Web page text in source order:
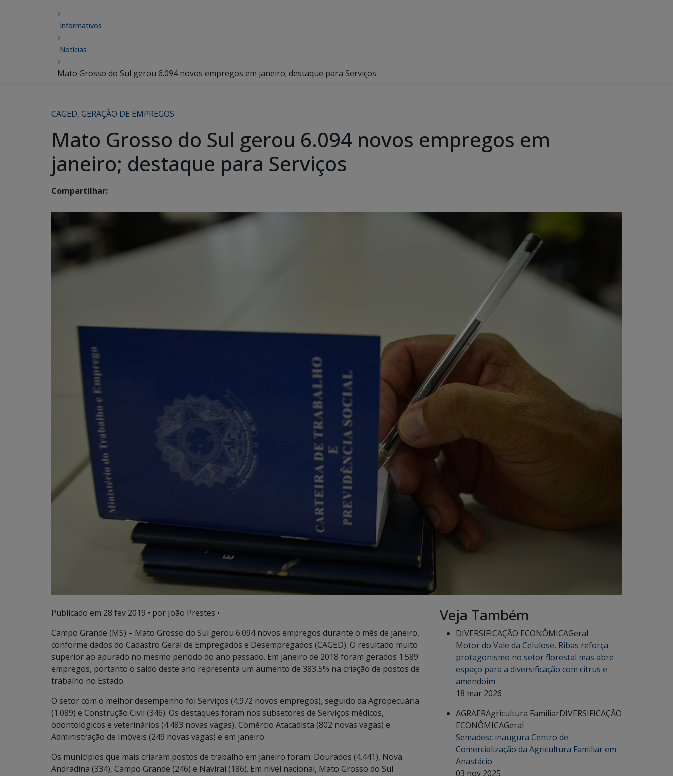
Informativos
Notícias
Mato Grosso do Sul gerou 6.094 novos empregos em janeiro; destaque para Serviços
CAGED, GERAÇÃO DE EMPREGOS
Mato Grosso do Sul gerou 6.094 novos empregos em
janeiro; destaque para Serviços
Compartilhar:
Publicado em 28 fev 2019 • por João Prestes •
Campo Grande (MS) – Mato Grosso do Sul gerou 6.094 novos empregos durante o mês de janeiro,
conforme dados do Cadastro Geral de Empregados e Desempregados (CAGED). O resultado muito
superior ao apurado no mesmo período do ano passado. Em janeiro de 2018 foram gerados 1.589
empregos, portanto o saldo deste ano representa um aumento de 383,5% na criação de postos de
trabalho no Estado.
O setor com o melhor desempenho foi Serviços (4.972 novos empregos), seguido da Agropecuária
(1.089) e Construção Civil (346). Os destaques foram nos subsetores de Serviços médicos,
odontológicos e veterinários (4.483 novas vagas), Comércio Atacadista (802 novas vagas) e
Administração de Imóveis (249 novas vagas) e em janeiro.
Os municípios que mais criaram postos de trabalho em janeiro foram: Dourados (4.441), Nova
Andradina (334), Campo Grande (246) e Naviraí (186). Em nível nacional, Mato Grosso do Sul
Veja Também
DIVERSIFICAÇÃO ECONÔMICAGeral
Motor do Vale da Celulose, Ribas reforça
protagonismo no setor florestal mas abre
espaço para a diversificação com citrus e
amendoim
18 mar 2026
AGRAERAgricultura FamiliarDIVERSIFICAÇÃO
ECONÔMICAGeral
Semadesc inaugura Centro de
Comercialização da Agricultura Familiar em
Anastácio
03 nov 2025